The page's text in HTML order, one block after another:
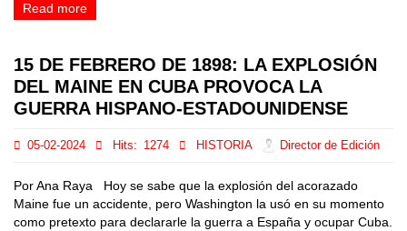
Read more
15 DE FEBRERO DE 1898: LA EXPLOSIÓN
DEL MAINE EN CUBA PROVOCA LA
GUERRA HISPANO-ESTADOUNIDENSE
05-02-2024 Hits: 1274 HISTORIA Director de Edición
Por Ana Raya Hoy se sabe que la explosión del acorazado
Maine fue un accidente, pero Washington la usó en su momento
como pretexto para declararle la guerra a España y ocupar Cuba.